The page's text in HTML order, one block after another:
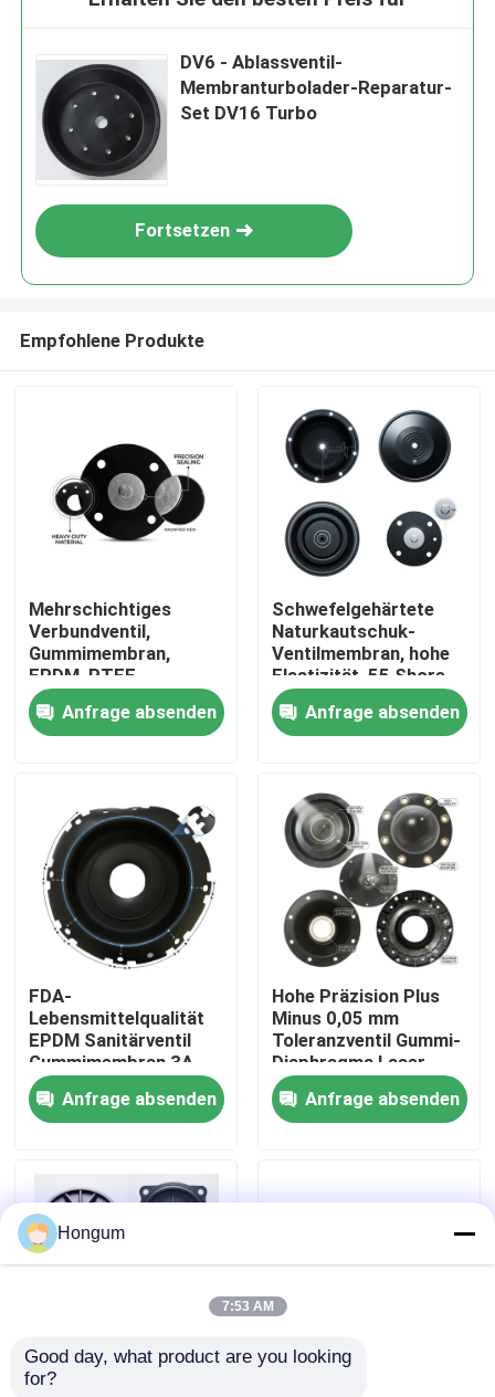
Produkte
Über uns
Werksbesichtigung
Qualitätskontrolle
Neuigkeiten
Rechtssachen
Bitte um ein Angebot
Gummimembrandichtungen
Ventil-Gummimembran
DV6 - Ablassventil-
Membranturbolader-Reparatur-
Set DV16 Turbo
Fortsetzen
Empfohlene Produkte
Mehrschichtiges
Verbundventil,
Gummimembran,
EPDM, PTFE,
laminierte chemische
Barriere, doppelte
Härte
Anfrage absenden
Schwefelgehärtete
Naturkautschuk-
Ventilmembran, hohe
Elastizität, 55 Shore
A, pneumatischer
Antrieb OEM
Anfrage absenden
FDA-
Lebensmittelqualität
EPDM Sanitärventil
Gummimembran 3A
Milchprodukte CIP SIP
Clean Steam
kompatibel
Anfrage absenden
Hohe Präzision Plus
Minus 0,05 mm
Toleranzventil Gummi-
Diaphragma Laser
gemessen Injektion
geformtAnfrage absenden
Niedriges MOQ 10
Hongum
7:53 AM
Good day, what product are you looking
for?